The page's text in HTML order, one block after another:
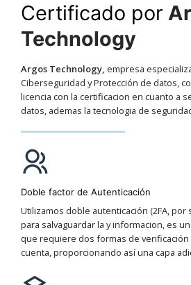
Certificado por
Technology
Argos Technology, empresa
Ciberseguridad y Protección de datos,
licencia con la certificacion en cuanto a
datos, ademas la tecnologia de
Doble factor de Autenticación
Utilizamos doble autenticación (2FA, por
para salvaguardar la y informacion, es
que requiere dos formas de verificación
cuenta, proporcionando así una capa